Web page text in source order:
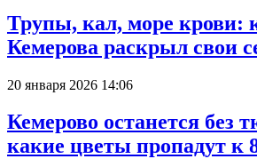
Трупы, кал, море крови:
Кемерова раскрыл свои
20 января 2026 14:06
Кемерово останется без
какие цветы пропадут к